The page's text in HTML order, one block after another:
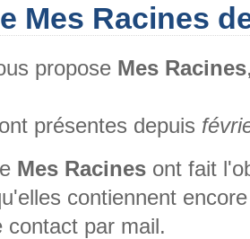
Mes Racines
propose Mes Racines
présentes depuis
Mes Racines ont fait
contiennent
contact par mail.